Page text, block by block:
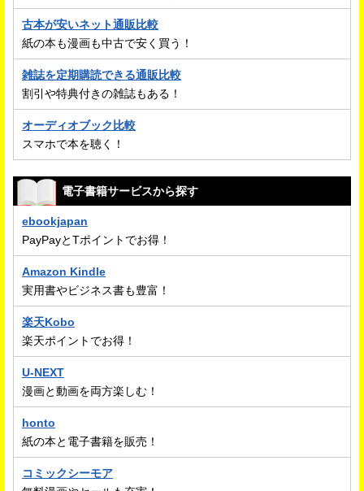
古本が安いネット通販比較
紙の本も漫画も中古で安く買う！
雑誌を定期購読できる通販比較
割引や特典付きの雑誌もある！
オーディオブック比較
スマホで本を聴く！
電子書籍サービスから探す
ebookjapan
PayPayとTポイントでお得！
Amazon Kindle
実用書やビジネス書も豊富！
楽天Kobo
楽天ポイントでお得！
U-NEXT
漫画と動画を両方楽しむ！
honto
紙の本と電子書籍を販売！
コミックシーモア